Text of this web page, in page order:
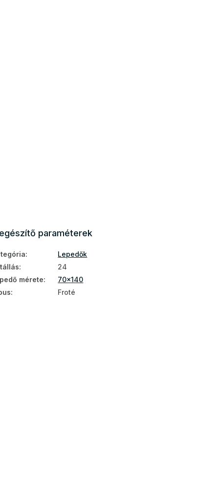
paraméterek
:
Lepedők
:
24
mérete:
70x140
: Froté